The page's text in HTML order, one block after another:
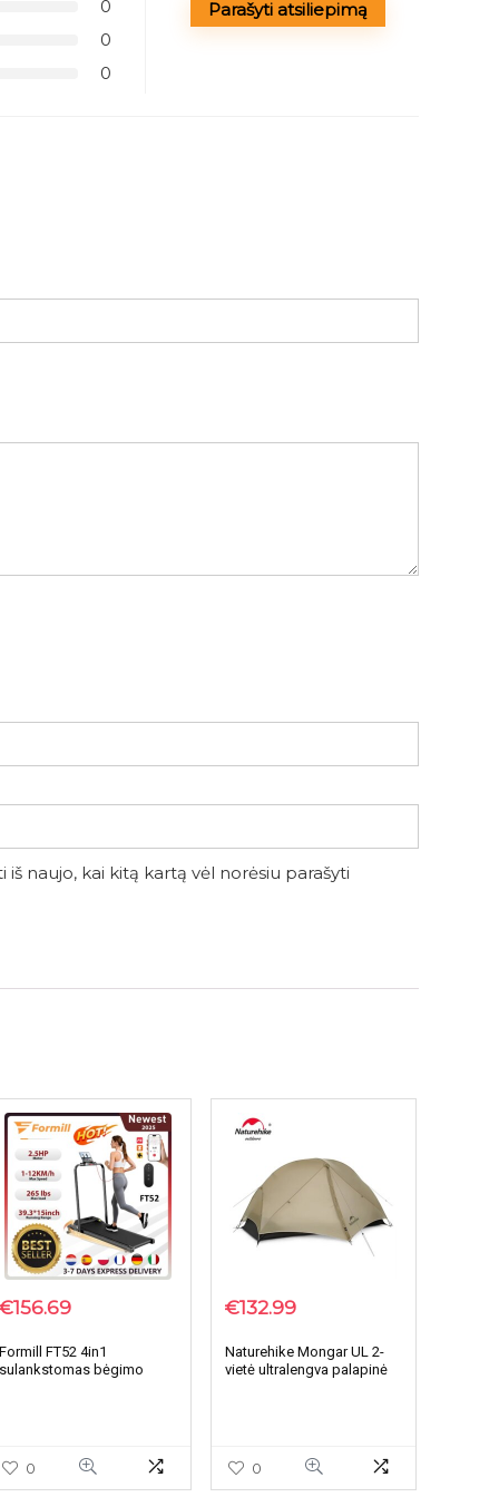
0
0
0
Parašyti atsiliepimą
naujo, kai kitą kartą vėl norėsiu parašyti
€156.69
Formill FT52 4in1
sulankstomas bėgimo
0
€132.99
Naturehike Mongar UL 2-
vietė ultralengva palapinė
0